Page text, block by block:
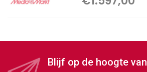
Blijf op de hoogte